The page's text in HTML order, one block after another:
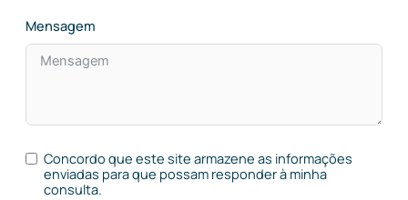
Mensagem
Concordo que este site armazene as informações
enviadas para que possam responder à minha
consulta.